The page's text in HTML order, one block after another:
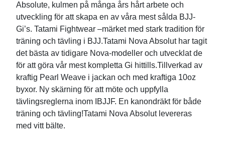
Absolute, kulmen på många års hårt arbete och
utveckling för att skapa en av våra mest sålda BJJ-
Gi’s. Tatami Fightwear –märket med stark tradition för
träning och tävling i BJJ.Tatami Nova Absolut har tagit
det bästa av tidigare Nova-modeller och utvecklat de
för att göra vår mest kompletta Gi hittills.Tillverkad av
kraftig Pearl Weave i jackan och med kraftiga 10oz
byxor. Ny skärning för att möte och uppfylla
tävlingsreglerna inom IBJJF. En kanondräkt för både
träning och tävling!Tatami Nova Absolut levereras
med vitt bälte.